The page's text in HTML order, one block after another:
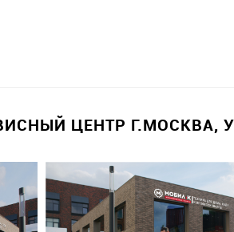
ЦЕНТР Г.МОСКВА,